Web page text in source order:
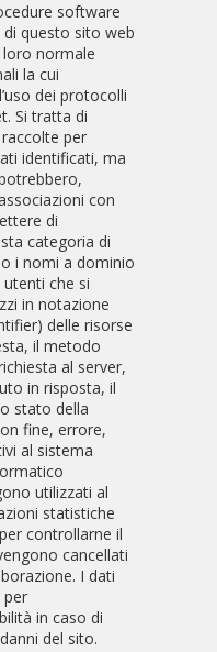
software
questo sito web
normale
la cui
dei protocolli
Si tratta di
per
identificati, ma
con
di
categoria di
i nomi a dominio
che si
in notazione
delle risorse
il metodo
al server,
in risposta, il
stato della
fine, errore,
al sistema
utilizzati al
statistiche
controllarne il
cancellati
I dati
per
in caso di
del sito.